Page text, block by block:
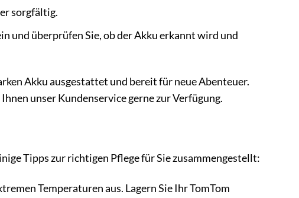
sorgfältig.
und überprüfen Sie, ob der Akku erkannt wird und
Akku ausgestattet und bereit für neue Abenteuer.
unser Kundenservice gerne zur Verfügung.
Tipps zur richtigen Pflege für Sie zusammengestellt:
Temperaturen aus. Lagern Sie Ihr TomTom